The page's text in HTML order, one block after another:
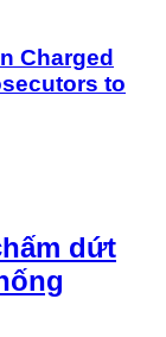
Charged
to
dứt